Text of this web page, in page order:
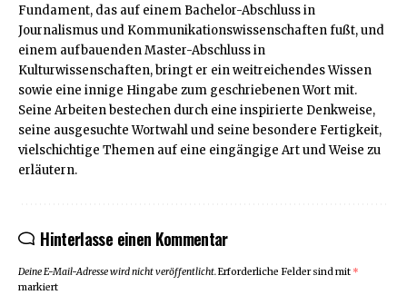
Fundament, das auf einem Bachelor-Abschluss in
Journalismus und Kommunikationswissenschaften fußt, und
einem aufbauenden Master-Abschluss in
Kulturwissenschaften, bringt er ein weitreichendes Wissen
sowie eine innige Hingabe zum geschriebenen Wort mit.
Seine Arbeiten bestechen durch eine inspirierte Denkweise,
seine ausgesuchte Wortwahl und seine besondere Fertigkeit,
vielschichtige Themen auf eine eingängige Art und Weise zu
erläutern.
Hinterlasse einen Kommentar
Deine E-Mail-Adresse wird nicht veröffentlicht.Erforderliche Felder sind mit *
markiert